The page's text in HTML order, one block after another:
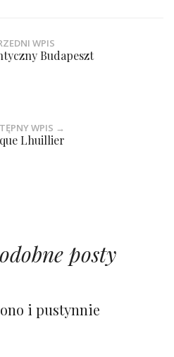
WPIS
Budapeszt
WPIS →
Lhuillier
posty
wiosenny ślub
i pustynnie